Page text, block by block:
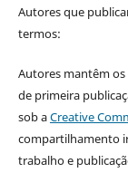
Autores que
termos:
Autores mantêm
de primeira
sob aCreative
compartilhamento
trabalho e